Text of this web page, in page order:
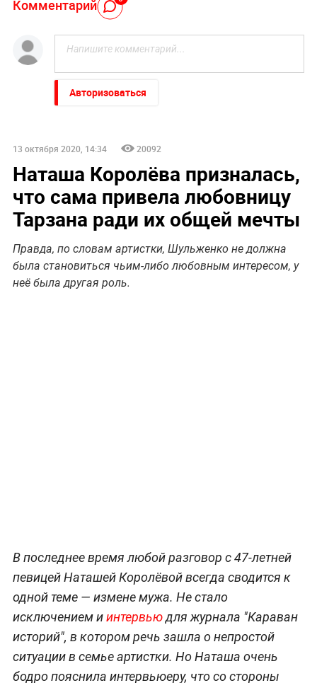
Комментарий
Авторизоваться
13 октября 2020, 14:34 20092
Наташа Королёва призналась,
что сама привела любовницу
Тарзана ради их общей мечты
Правда, по словам артистки, Шульженко не должна
была становиться чьим-либо любовным интересом, у
неё была другая роль.
В последнее время любой разговор с 47-летней
певицей Наташей Королёвой всегда сводится к
одной теме — измене мужа. Не стало
исключением иинтервьюдля журнала "Караван
историй", в котором речь зашла о непростой
ситуации в семье артистки. Но Наташа очень
бодро пояснила интервьюеру, что со стороны